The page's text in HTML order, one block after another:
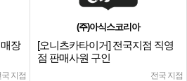
장
국 지점
(주)아식스코리아
[오니츠카타이거] 전국지점 직영
점 판매사원 구인
전국 지점